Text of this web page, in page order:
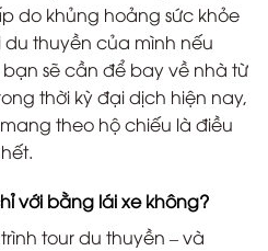
do khủng hoảng sức khỏe
thuyền của mình nếu
sẽ cần để bay về nhà từ
thời kỳ đại dịch hiện nay,
theo hộ chiếu là điều
với bằng lái xe không?
tour du thuyền – và